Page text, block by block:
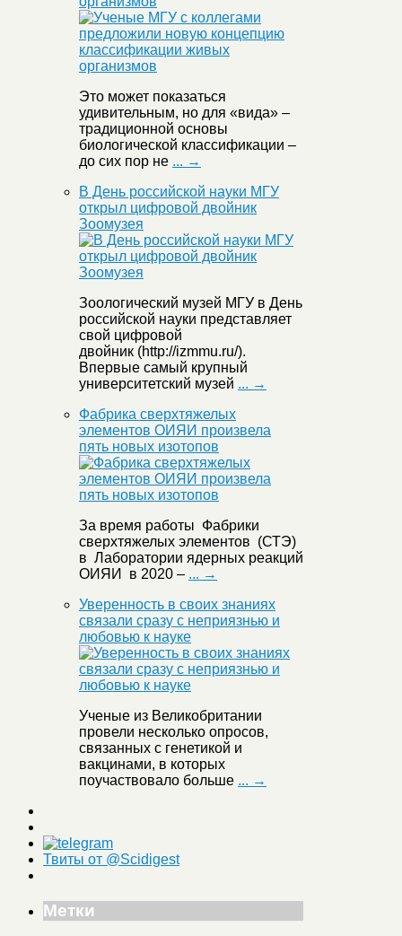
Это может показаться
удивительным, но для «вида» –
традиционной основы
биологической классификации –
до сих пор не ... →
В День российской науки МГУ
открыл цифровой двойник
Зоомузея
Зоологический музей МГУ в День
российской науки представляет
свой цифровой
двойник (http://izmmu.ru/).
Впервые самый крупный
университетский музей ... →
Фабрика сверхтяжелых
элементов ОИЯИ произвела
пять новых изотопов
За время работы Фабрики
сверхтяжелых элементов (СТЭ)
в Лаборатории ядерных реакций
ОИЯИ в 2020 – ... →
Уверенность в своих знаниях
связали сразу с неприязнью и
любовью к науке
Ученые из Великобритании
провели несколько опросов,
связанных с генетикой и
вакцинами, в которых
поучаствовало больше ... →
Твиты от @Scidigest
Метки